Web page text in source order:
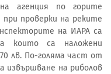
агенция по горите
проверки на реките
на ИАРА са
които са наложени
лв. По-голяма част от
извършване на риболов